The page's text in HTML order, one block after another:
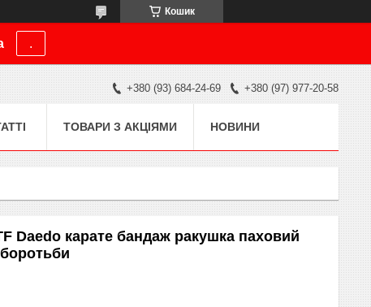
Кошик
.
+380 (93) 684-24-69 +380 (97) 977-20-58
ТОВАРИ З АКЦІЯМИ НОВИНИ
Daedo карате бандаж ракушка паховий